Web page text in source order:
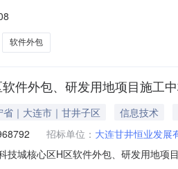
标段编号：
软件外包
件外包、研发用地项目施工
省｜大连市｜甘井子区
信息技术
招标单位： 大连甘井恒业发展
技城核心区H区软件外包、研发用地